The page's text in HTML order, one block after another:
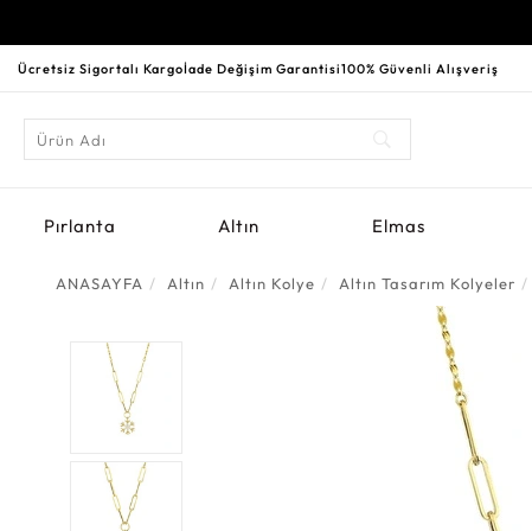
Ücretsiz Sigortalı Kargoİade Değişim Garantisi100% Güvenli Alışveriş
Pırlanta Altın Elmas
ANASAYFA Altın Altın Kolye Altın Tasarım Kolyeler